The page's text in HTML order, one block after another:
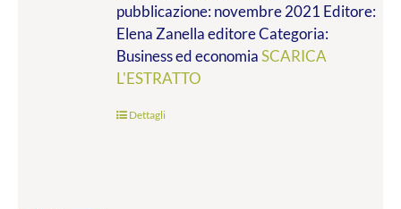
a
€19.00
pubblicazione: novembre 2021 Editore:
Elena Zanella editore Categoria:
Business ed economiaSCARICA
L'ESTRATTO
Dettagli